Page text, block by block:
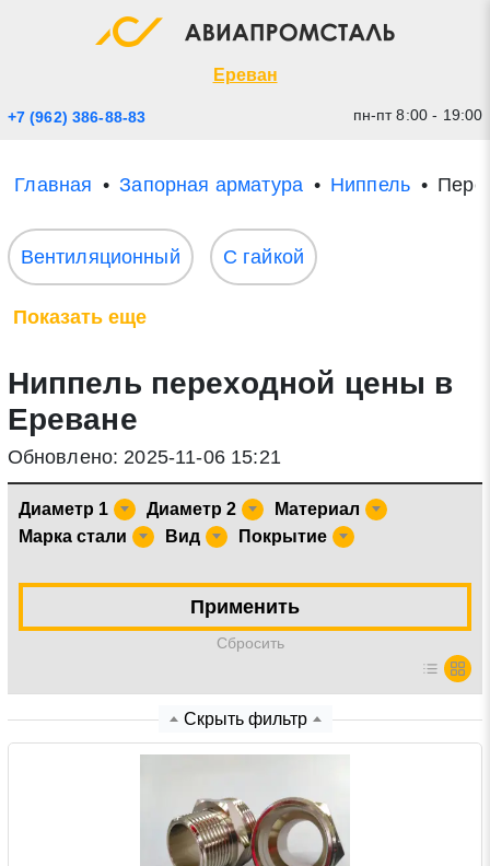
Ереван
+7 (962) 386-88-83 пн-пт 8:00 - 19:00
Главная Запорная арматура Ниппель
Вентиляционный С гайкой
Показать еще
Ниппель переходной цены в
Ереване
Обновлено: 2025-11-06 15:21
Диаметр 1 Диаметр 2
Материал
Марка стали
Вид Покрытие
Применить
Cбросить
Скрыть фильтр
Экспресс заявка
Прикрепить файл (до 20 mb)
Отправить заявку
Нажимая на кнопку «Отправить заявку» Вы даете
соответствии со статьей 9 Федерального закона от 27
июля 2006 г. N 152-ФЗ «О персональных данных», а
также соглашаетесь на информационную рассылку по